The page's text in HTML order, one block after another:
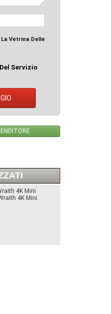
Vetrina Delle
Servizio
4K Mini
4K Mini.